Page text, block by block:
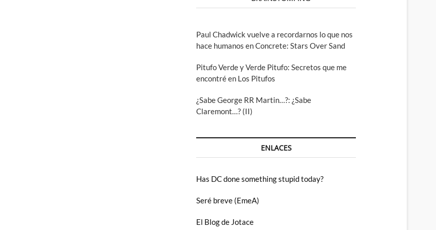
Paul Chadwick vuelve a recordarnos lo que nos
hace humanos en Concrete: Stars Over Sand
Pitufo Verde y Verde Pitufo: Secretos que me
encontré en Los Pitufos
¿Sabe George RR Martin…?: ¿Sabe
Claremont…? (II)
ENLACES
Has DC done something stupid today?
Seré breve (EmeA)
El Blog de Jotace